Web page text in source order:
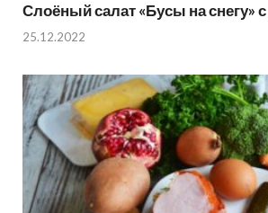
Слоёный салат «Бусы на снегу»
25.12.2022